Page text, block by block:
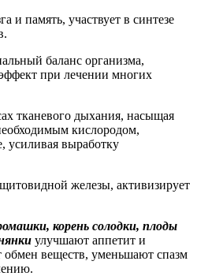
и память, уча­ствует в синтезе
баланс ор­ганизма,
при лечении многих
тканевого ды­хания, насыщая
кислородом,
усиливая выработку
желе­зы, активизирует
корень солодки, плоды
улучшают аппетит и
веществ, уменьшают спазм